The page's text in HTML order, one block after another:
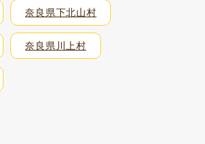
奈良県下北山村
奈良県川上村